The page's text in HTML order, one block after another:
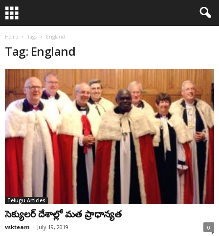
Home Tags England
Tag: England
Telugu Articles
సెక్యులర్ దేశాల్లో మత ప్రాధాన్యత
vskteam - July 19, 2019 0